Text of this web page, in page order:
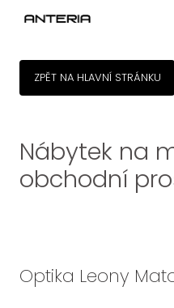
ZPĚT NA HLAVNÍ STRÁNKU
Nábytek na
obchodní
Optika Leony